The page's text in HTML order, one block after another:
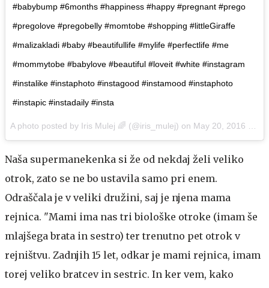
#babybump #6months #happiness #happy #pregnant #prego
#pregolove #pregobelly #momtobe #shopping #littleGiraffe
#malizakladi #baby #beautifullife #mylife #perfectlife #me
#mommytobe #babylove #beautiful #loveit #white #instagram
#instalike #instaphoto #instagood #instamood #instaphoto
#instapic #instadaily #insta
A photo posted by Iris Mulej 🌈 (@iris_mulej) on May 20, 2016 at 4:36am PDT
Naša supermanekenka si že od nekdaj želi veliko
otrok, zato se ne bo ustavila samo pri enem.
Odraščala je v veliki družini, saj je njena mama
rejnica. "Mami ima nas tri biološke otroke (imam še
mlajšega brata in sestro) ter trenutno pet otrok v
rejništvu. Zadnjih 15 let, odkar je mami rejnica, imam
torej veliko bratcev in sestric. In ker vem, kako